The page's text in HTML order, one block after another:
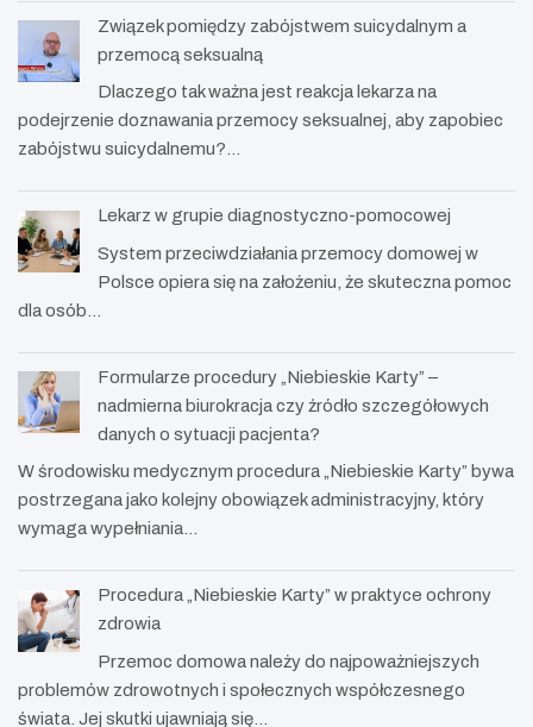
Związek pomiędzy zabójstwem suicydalnym a
przemocą seksualną
Dlaczego tak ważna jest reakcja lekarza na
podejrzenie doznawania przemocy seksualnej, aby zapobiec
zabójstwu suicydalnemu?…
Lekarz w grupie diagnostyczno-pomocowej
System przeciwdziałania przemocy domowej w
Polsce opiera się na założeniu, że skuteczna pomoc
dla osób…
Formularze procedury „Niebieskie Karty” –
nadmierna biurokracja czy źródło szczegółowych
danych o sytuacji pacjenta?
W środowisku medycznym procedura „Niebieskie Karty” bywa
postrzegana jako kolejny obowiązek administracyjny, który
wymaga wypełniania…
Procedura „Niebieskie Karty” w praktyce ochrony
zdrowia
Przemoc domowa należy do najpoważniejszych
problemów zdrowotnych i społecznych współczesnego
świata. Jej skutki ujawniają się…